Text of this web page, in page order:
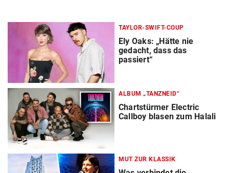
TAYLOR-SWIFT-COUP
Ely Oaks: „Hätte nie
gedacht, dass das
passiert“
ALBUM „TANZNEID“
Chartstürmer Electric
Callboy blasen zum Halali
MUT ZUR KLASSIK